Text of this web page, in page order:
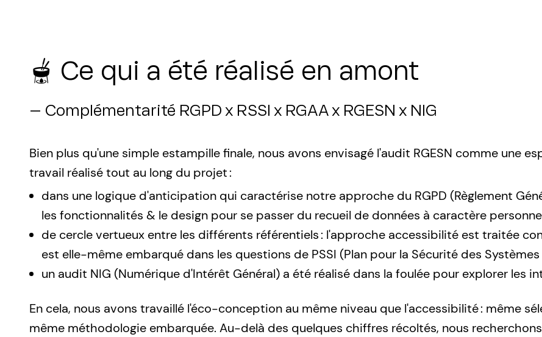
🫕 Ce qui a été réalisé en amont
— Complémentarité RGPD x RSSI x RGAA x RGESN x NIG
Bien plus qu'une simple estampille finale, nous avons envisagé l'audit RGESN comme une
travail réalisé tout au long du projet :
dans une logique d'anticipation qui caractérise notre approche du RGPD (Règlement
les fonctionnalités & le design pour se passer du recueil de données à caractère
de cercle vertueux entre les différents référentiels : l'approche accessibilité est traitée
est elle-même embarqué dans les questions de PSSI (Plan pour la Sécurité des
un audit NIG (Numérique d'Intérêt Général) a été réalisé dans la foulée pour explorer les
En cela, nous avons travaillé l'éco-conception au même niveau que l'accessibilité : même
même méthodologie embarquée. Au-delà des quelques chiffres récoltés, nous